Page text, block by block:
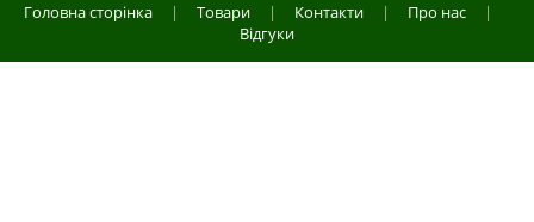
Головна сторінка | Товари | Контакти | Про нас
|
Відгуки